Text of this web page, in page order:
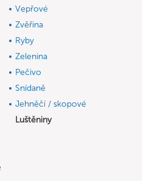
Vepřové
Zvěřina
Ryby
Zelenina
Pečivo
Snídaně
Jehněčí / skopové
Luštěniny